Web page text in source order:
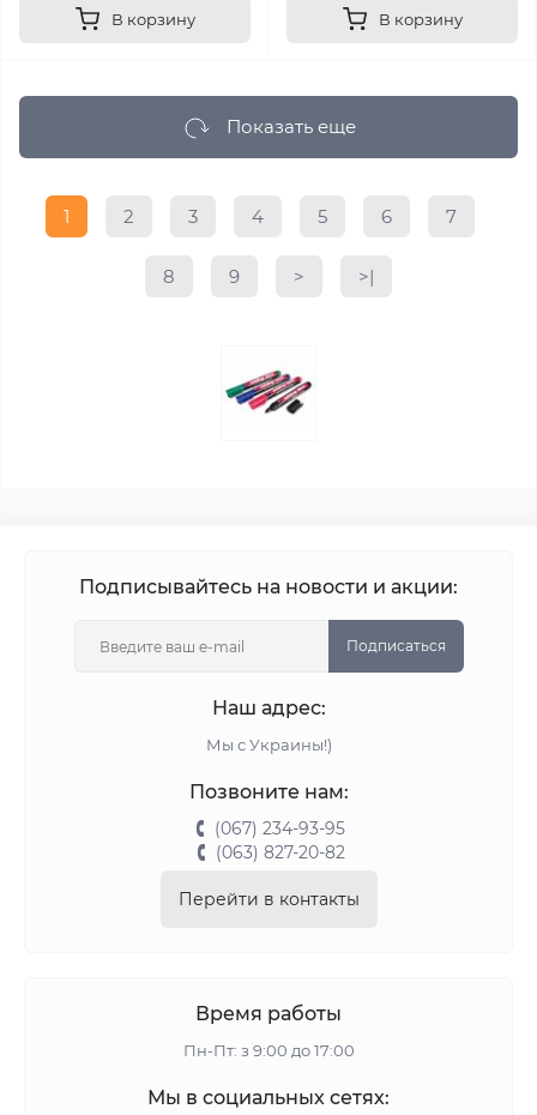
В корзину В корзину
Показать еще
1 2 3 4 5 6 7
8 9 > >|
Подписывайтесь на новости и акции:
Подписаться
Наш адрес:
Мы с Украины!)
Позвоните нам:
(067) 234-93-95
(063) 827-20-82
Перейти в контакты
Время работы
Пн-Пт: з 9:00 до 17:00
Мы в социальных сетях: